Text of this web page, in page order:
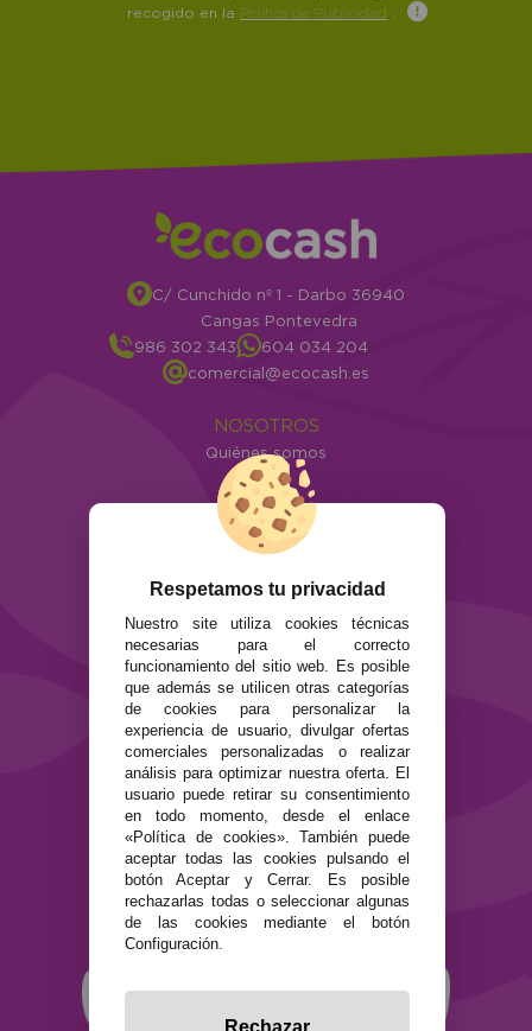
recogido en la Política de Publicidad
C/ Cunchido nº 1 - Darbo 36940
Cangas Pontevedra
986 302 343
604 034 204
comercial@ecocash.es
NOSOTROS
Quiénes somos
Info
ATENCIÓN AL CLIENTE
Envíos y devoluciones
Formas de pago
SEGURIDAD Y PRIVACIDAD
Términos y condiciones de uso
Política de privacidad
Política de cookies
Respetamos tu privacidad
Nuestro site utiliza cookies técnicas
necesarias para el correcto
funcionamiento del sitio web. Es posible
que además se utilicen otras categorías
de cookies para personalizar la
experiencia de usuario, divulgar ofertas
comerciales personalizadas o realizar
análisis para optimizar nuestra oferta. El
usuario puede retirar su consentimiento
en todo momento, desde el enlace
«Política de cookies». También puede
aceptar todas las cookies pulsando el
botón Aceptar y Cerrar. Es posible
rechazarlas todas o seleccionar algunas
de las cookies mediante el botón
Configuración.
Rechazar